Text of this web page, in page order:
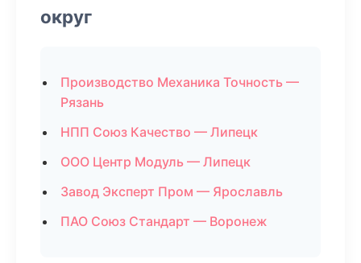
округ
Производство Механика Точность —
Рязань
НПП Союз Качество — Липецк
ООО Центр Модуль — Липецк
Завод Эксперт Пром — Ярославль
ПАО Союз Стандарт — Воронеж